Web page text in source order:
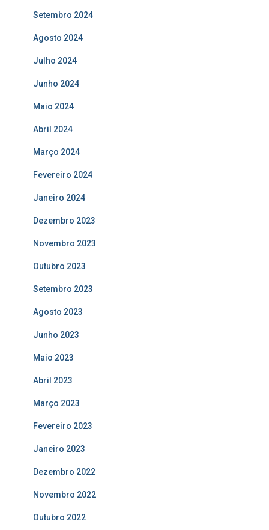
Setembro 2024
Agosto 2024
Julho 2024
Junho 2024
Maio 2024
Abril 2024
Março 2024
Fevereiro 2024
Janeiro 2024
Dezembro 2023
Novembro 2023
Outubro 2023
Setembro 2023
Agosto 2023
Junho 2023
Maio 2023
Abril 2023
Março 2023
Fevereiro 2023
Janeiro 2023
Dezembro 2022
Novembro 2022
Outubro 2022